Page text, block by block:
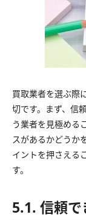
買取業者を選ぶ際
切です。まず、信
う業者を見極める
スがあるかどうか
イントを押さえる
す。
5.1. 信頼